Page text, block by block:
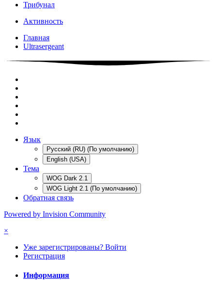
Трибунал
Активность
Главная
Ultrasergeant
Язык
Русский (RU) (По умолчанию)
English (USA)
Тема
WOG Dark 2.1
WOG Light 2.1 (По умолчанию)
Обратная связь
Powered by Invision Community
×
Уже зарегистрированы? Войти
Регистрация
Информация